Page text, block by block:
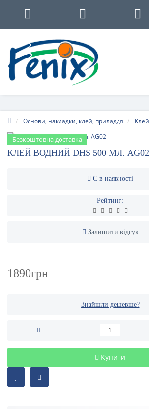
Основи, накладки, клей, приладдя Клей
Безкоштовна доставка
КЛЕЙ ВОДНИЙ DHS 500 МЛ. AG02
Є в наявності
Рейтинг:
Залишити відгук
1890грн
Знайшли дешевше?
Купити